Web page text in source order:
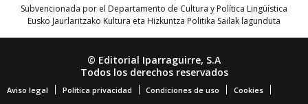
Subvencionada por el Departamento de Cultura y Política Lingüística
Eusko Jaurlaritzako Kultura eta Hizkuntza Politika Sailak lagunduta
© Editorial Iparraguirre, S.A
Todos los derechos reservados
Aviso legal Política privacidad Condiciones de uso Cookies